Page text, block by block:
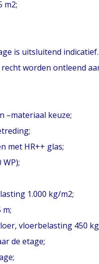
m2;
is uitsluitend
worden ontleend
–materiaal keuze;
met HR++ glas;
1.000 kg/m2;
m;
vloerbelasting 450
de etage;